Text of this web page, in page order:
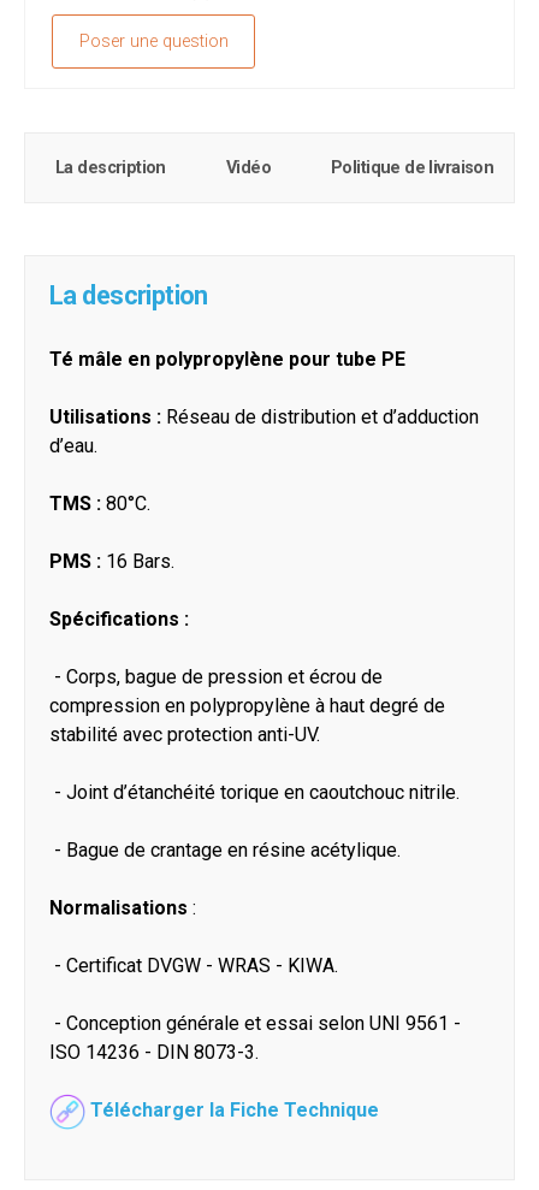
Poser une question
La description Vidéo Politique de livraison
La description
Té mâle en polypropylène pour tube PE
Utilisations : Réseau de distribution et d’adduction
d’eau.
TMS : 80°C.
PMS : 16 Bars.
Spécifications :
- Corps, bague de pression et écrou de
compression en polypropylène à haut degré de
stabilité avec protection anti-UV.
- Joint d’étanchéité torique en caoutchouc nitrile.
- Bague de crantage en résine acétylique.
Normalisations :
- Certificat DVGW - WRAS - KIWA.
- Conception générale et essai selon UNI 9561 -
ISO 14236 - DIN 8073-3.
Télécharger la Fiche Technique